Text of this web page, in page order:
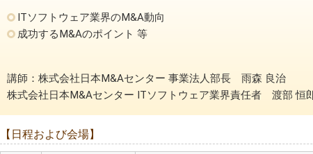
ITソフトウェア業界のM&A動向
成功するM&Aのポイント 等
講師：株式会社日本M&Aセンター 事業法人部長 雨森 良治
株式会社日本M&Aセンター ITソフトウェア業界責任者 渡部 恒
【日程および会場】